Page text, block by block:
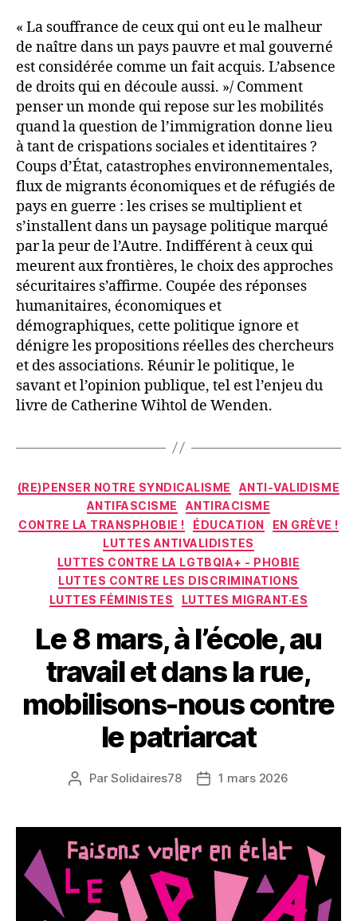
« La souffrance de ceux qui ont eu le malheur
de naître dans un pays pauvre et mal gouverné
est considérée comme un fait acquis. L’absence
de droits qui en découle aussi. »/ Comment
penser un monde qui repose sur les mobilités
quand la question de l’immigration donne lieu
à tant de crispations sociales et identitaires ?
Coups d’État, catastrophes environnementales,
flux de migrants économiques et de réfugiés de
pays en guerre : les crises se multiplient et
s’installent dans un paysage politique marqué
par la peur de l’Autre. Indifférent à ceux qui
meurent aux frontières, le choix des approches
sécuritaires s’affirme. Coupée des réponses
humanitaires, économiques et
démographiques, cette politique ignore et
dénigre les propositions réelles des chercheurs
et des associations. Réunir le politique, le
savant et l’opinion publique, tel est l’enjeu du
livre de Catherine Wihtol de Wenden.
Catégories
(RE)PENSER NOTRE SYNDICALISME
ANTI-VALIDISME
ANTIFASCISME
ANTIRACISME
CONTRE LA TRANSPHOBIE !
ÉDUCATION
EN GRÈVE !
LUTTES ANTIVALIDISTES
LUTTES CONTRE LA LGTBQIA+ - PHOBIE
LUTTES CONTRE LES DISCRIMINATIONS
LUTTES FÉMINISTES
LUTTES MIGRANT·ES
Le 8 mars, à l’école, au
travail et dans la rue,
mobilisons-nous contre
le patriarcat
Auteur
ParSolidaires78
Date1 mars 2026